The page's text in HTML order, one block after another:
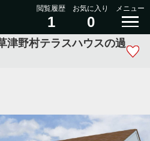
閲覧履歴
1
お気に入り
0
メニュー
野村テラスハウスの過